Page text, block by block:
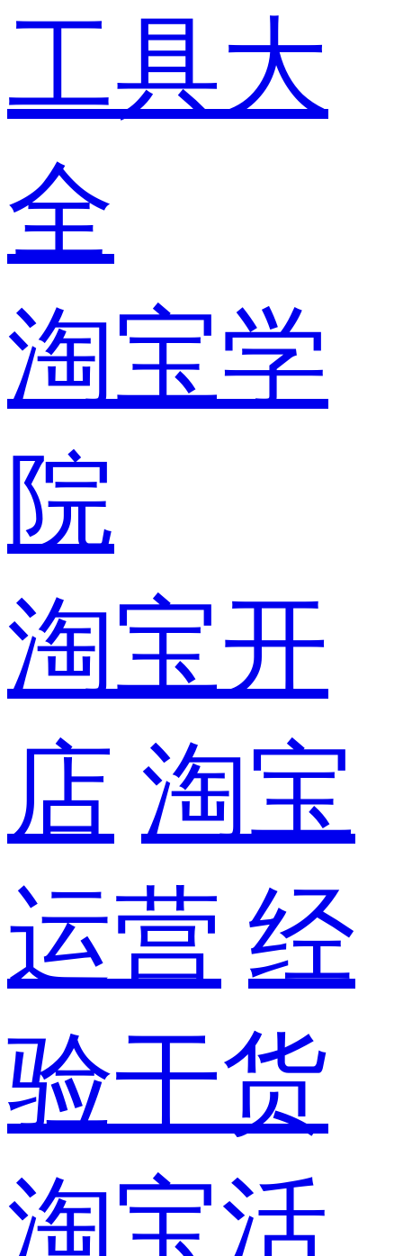
工具大
全
淘宝学
院
淘宝开
店 淘宝
运营 经
验干货
淘宝活